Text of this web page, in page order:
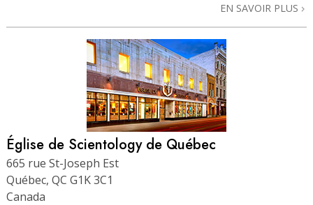
EN SAVOIR PLUS
Église de Scientology de Québec
665 rue St-Joseph Est
Québec, QC G1K 3C1
Canada